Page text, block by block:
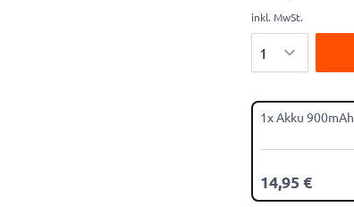
inkl. MwSt.
1x Akku 900mAh
14,95 €